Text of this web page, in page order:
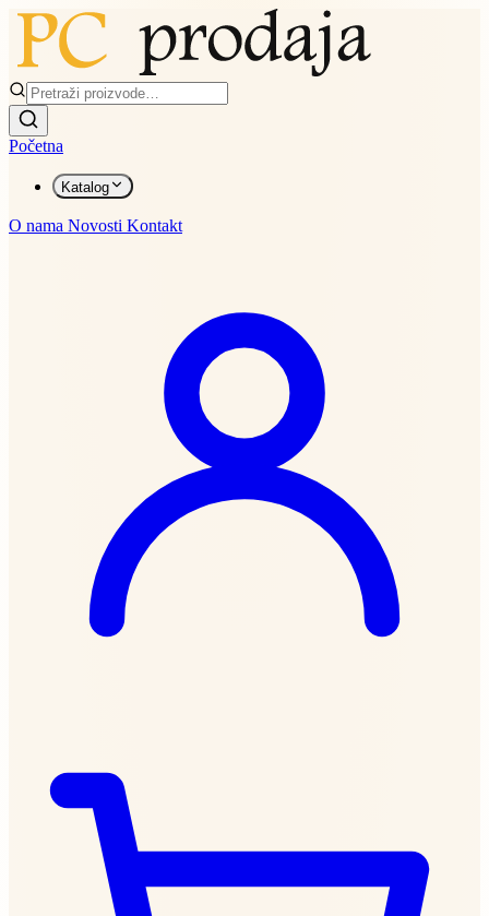
Početna
Katalog
O nama Novosti Kontakt